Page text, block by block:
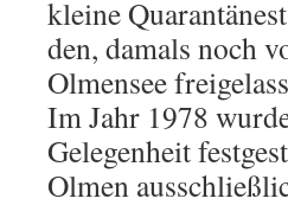
kleine
den, damals noch
Olmensee
Im Jahr 1978
Gelegenheit
Olmen